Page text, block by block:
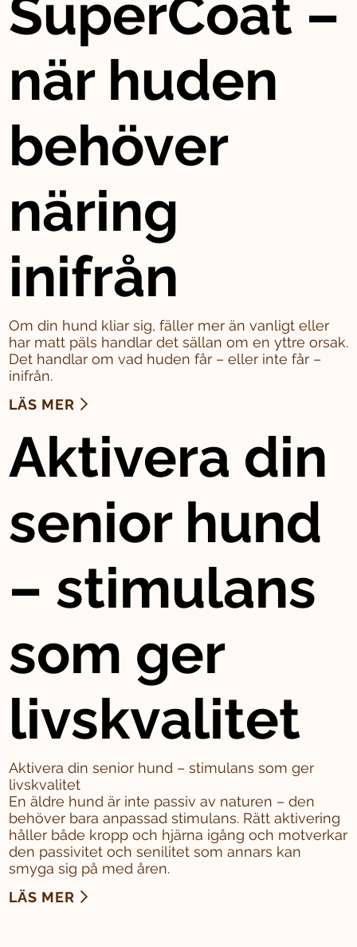
SuperCoat –
när huden
behöver
näring
inifrån
Om din hund kliar sig, fäller mer än vanligt eller
har matt päls handlar det sällan om en yttre orsak.
Det handlar om vad huden får – eller inte får –
inifrån.
LÄS MER
Aktivera din
senior hund
– stimulans
som ger
livskvalitet
Aktivera din senior hund – stimulans som ger
livskvalitet
En äldre hund är inte passiv av naturen – den
behöver bara anpassad stimulans. Rätt aktivering
håller både kropp och hjärna igång och motverkar
den passivitet och senilitet som annars kan
smyga sig på med åren.
LÄS MER